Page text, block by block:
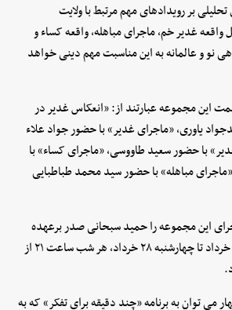
تحلیلی بر رویدادهای مهم مرتبط با ولایت
واقعه غدیر خم، ماجرای مباهله، واقعه کساء و
نو و عالمانه به این مناسبت مهم دینی خواهد
این مجموعه عبارتند از: «انعکاس غدیر در
یاوری، «ماجرای غدیر» با حضور جواد علاء
با حضور سعید طاووسی، «ماجرای کساء» با
مباهله» با حضور سید محمد طباطبایی
این مجموعه را حمید سبحانی صدر برعهده
دارد و پخش آن از شنبه ۲۴ خرداد تا چهارشنبه ۲۸ خرداد، هر شب ساعت ۲۱ از
می توان به برنامه «چند دقیقه برای تفکر» که به